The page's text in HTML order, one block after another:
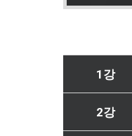
1강
2강